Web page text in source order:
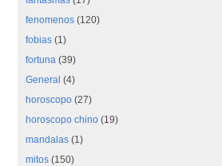
fenomenos (120)
fobias (1)
fortuna (39)
General (4)
horoscopo (27)
horoscopo chino (19)
mandalas (1)
mitos (150)